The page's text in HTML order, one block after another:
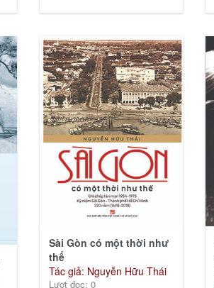
Sài Gòn có một thời như
thế
Tác giả: Nguyễn Hữu Thái
Lượt đọc: 0